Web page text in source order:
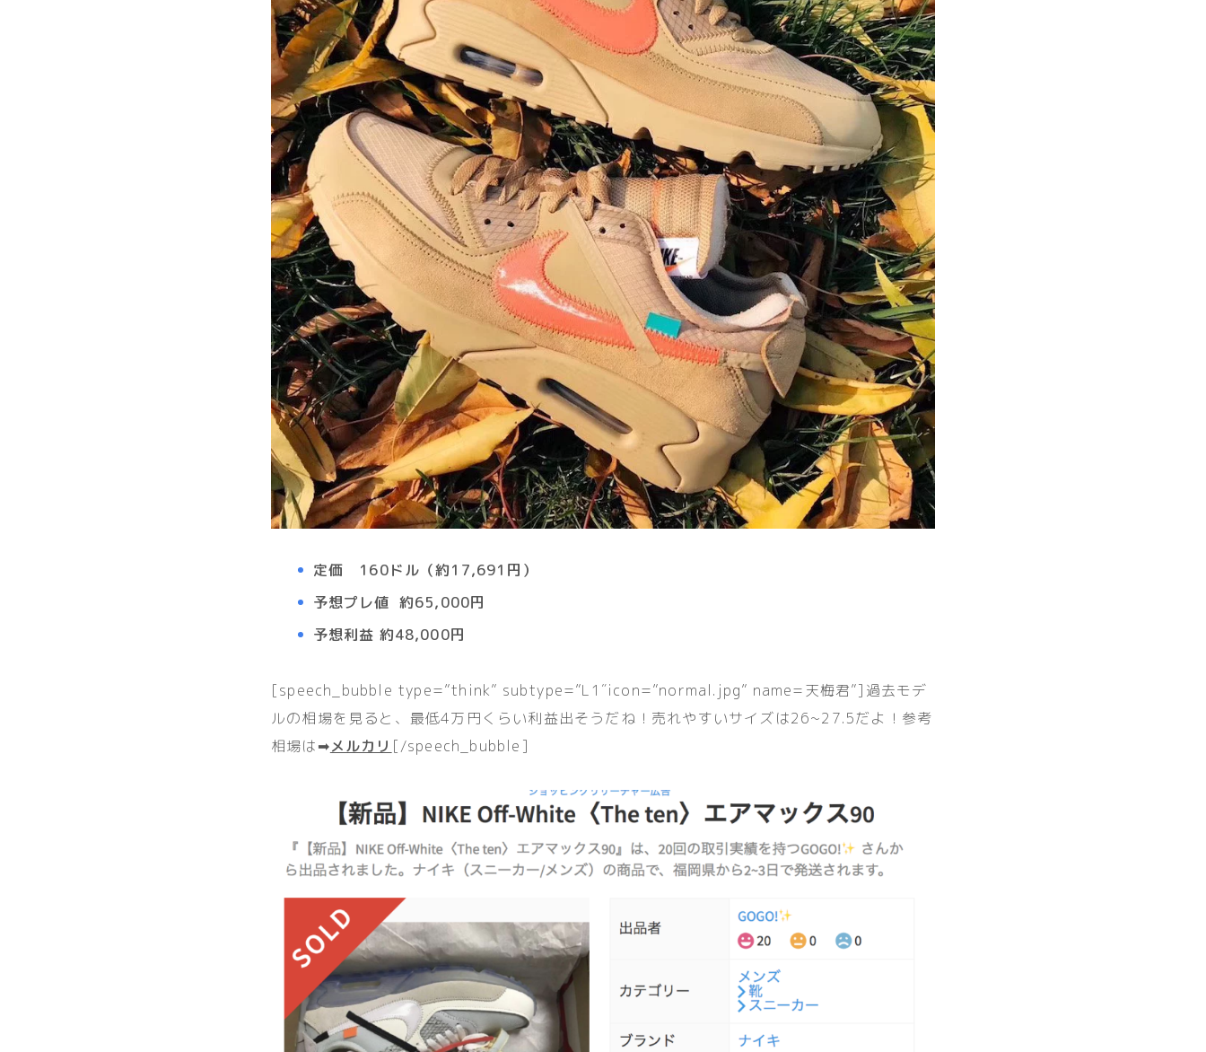
定価 160ドル（約17,691円）
予想プレ値 約65,000円
予想利益 約48,000円
[speech_bubble type=”think” subtype=”L1″icon=”normal.jpg” name=天梅君”]過去モデ
ルの相場を見ると、最低4万円くらい利益出そうだね！売れやすいサイズは26~27.5だよ！参考
相場は➡︎メルカリ [/speech_bubble]